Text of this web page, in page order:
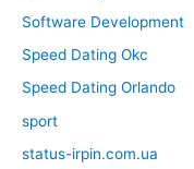
Software Development
Speed Dating Okc
Speed Dating Orlando
sport
status-irpin.com.ua